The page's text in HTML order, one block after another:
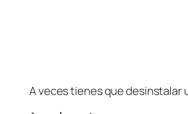
A veces tienes que desinstalar